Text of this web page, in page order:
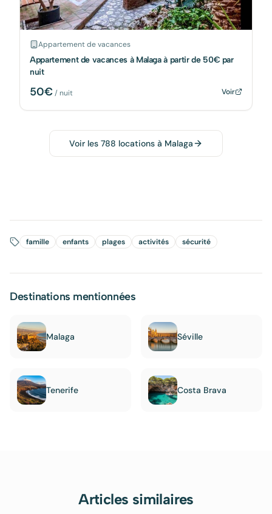
Appartement de vacances
Appartement de vacances à Malaga à partir de 50€ par
nuit
50€/ nuit Voir
Voir les 788 locations à Malaga
famille enfants plages activités sécurité
Destinations mentionnées
Malaga Séville
Tenerife Costa Brava
Articles similaires